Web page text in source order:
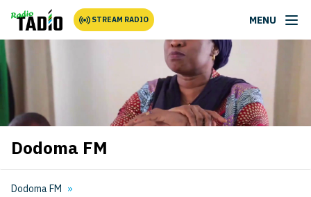
STREAM RADIO MENU
Dodoma FM
Dodoma FM